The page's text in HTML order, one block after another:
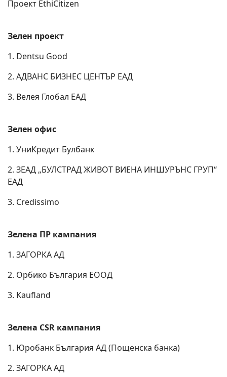
Проект EthiCitizen
Зелен проект
1. Dentsu Good
2. АДВАНС БИЗНЕС ЦЕНТЪР ЕАД
3. Велея Глобал ЕАД
Зелен офис
1. УниКредит Булбанк
2. ЗЕАД „БУЛСТРАД ЖИВОТ ВИЕНА ИНШУРЪНС ГРУП“
ЕАД
3. Credissimo
Зелена ПР кампания
1. ЗАГОРКА АД
2. Орбико България ЕООД
3. Kaufland
Зелена CSR кампания
1. Юробанк България АД (Пощенска банка)
2. ЗАГОРКА АД